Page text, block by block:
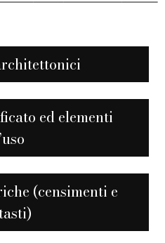
ed elementi
(censimenti e